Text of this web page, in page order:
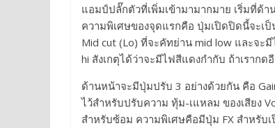
แอมป์ปลั๊กตัวที่เพิ่มเข้ามามากมาย เริ่มที่ด้
ความพิเศษของจุดแรกคือ ปุ่มเปิดปิดนี้จะเ
Mid cut (Lo) ที่จะคัทย่าน mid low และจะ
hi สังเกตุได้ว่าจะมีไฟสีแดงกำกับ ถ้าเราก
ด้านหน้าจะมีปุ่มปรับ 3 อย่างด้วยกัน คือ
ไว้สำหรับปรับความ ทุ้ม-เแหลม ของเสียง
สำหรับซ้อม ความพิเศษคือมีปุ่ม FX สำหรับ